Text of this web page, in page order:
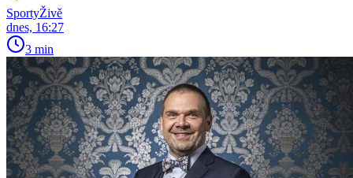
SportyŽivě
dnes, 16:27
3 min